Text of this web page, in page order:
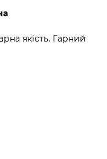
якість. Гарний